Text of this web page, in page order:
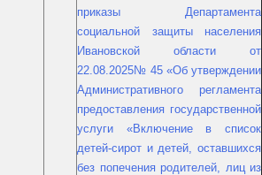
приказы Департамента
социальной защиты населения
Ивановской области от
22.08.2025№ 45 «Об утверждении
Административного регламента
предоставления государственной
услуги «Включение в список
детей-сирот и детей, оставшихся
без попечения родителей, лиц из